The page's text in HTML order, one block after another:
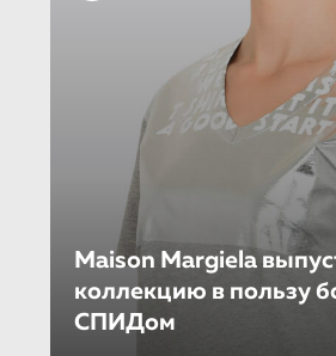
Maison Margiela
коллекцию в пользу
СПИДом